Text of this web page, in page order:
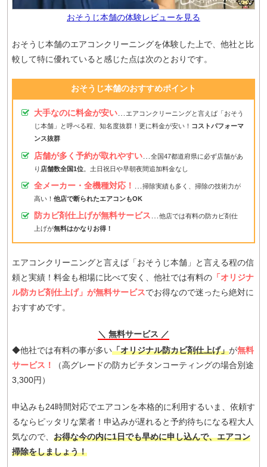
おそうじ本舗の体験レビューを見る
おそうじ本舗のエアコンクリーニングを体験した上で、他社と比
較して特に優れていると感じた点は次のとおりです。
おそうじ本舗のおすすめポイント
大手なのに料金が安い…エアコンクリーニングと言えば「おそう
じ本舗」と呼べる程、知名度抜群！更に料金が安い！ コストパフォーマ
ンス抜群
店舗が多く予約が取れやすい…
全国47都道府県に必ず店舗があ
り 店舗数全国1位。土日祝日や早朝夜間追加料金なし
全メーカー・全機種対応！ …掃除実績も多く、掃除の技術力が
高い！ 他店で断られたエアコンもOK
防カビ剤仕上げが無料サービス…他店では有料の防カビ剤仕
上げが無料はかなりお得！
エアコンクリーニングと言えば「おそうじ本舗」と言える程の信
頼と実績！料金も相場に比べて安く、他社では有料の 「オリジナ
ル防カビ剤仕上げ」が無料サービスでお得なので迷ったら絶対に
おすすめです。
＼ 無料サービス ／
◆他社では有料の事が多い「オリジナル防カビ剤仕上げ」が無料
サービス！
（高グレードの防カビチタンコーティングの場合別途
3,300円）
申込みも24時間対応でエアコンを本格的に利用するいま、依頼す
るならピッタリな業者！申込みが遅れると予約待ちになる程大人
気なので、 お得な今の内に1日でも早めに申し込んで、エアコン
掃除をしましょう！